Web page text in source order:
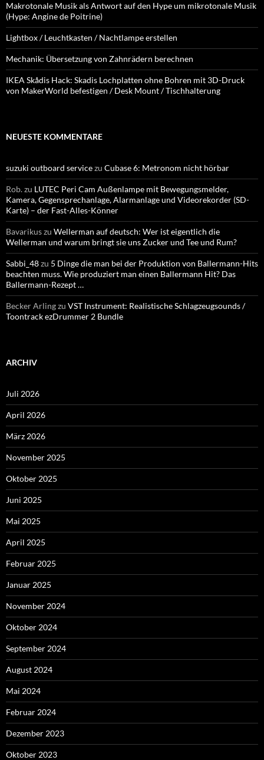
Makrotonale Musik als Antwort auf den Hype um mikrotonale Musik
(Hype: Angine de Poitrine)
Lightbox / Leuchtkasten / Nachtlampe erstellen
Mechanik: Übersetzung von Zahnrädern berechnen
IKEA Skådis Hack: Skadis Lochplatten ohne Bohren mit 3D-Druck
von MakerWorld befestigen / Desk Mount / Tischhalterung
NEUESTE KOMMENTARE
suzuki outboard servicezu Cubase 6: Metronom nicht hörbar
Rob.zu LUTEC Peri Cam Außenlampe mit Bewegungsmelder,
Kamera, Gegensprechanlage, Alarmanlage und Videorekorder (SD-
Karte) – der Fast-Alles-Könner
Bavarikuszu Wellerman auf deutsch: Wer ist eigentlich die
Wellerman und warum bringt sie uns Zucker und Tee und Rum?
Sabbi_48zu 5 Dinge die man bei der Produktion von Ballermann-Hits
beachten muss. Wie produziert man einen Ballermann Hit? Das
Ballermann-Rezept …
Becker Arlingzu VST Instrument: Realistische Schlagzeugsounds /
Toontrack ezDrummer 2 Bundle
ARCHIV
Juli 2026
April 2026
März 2026
November 2025
Oktober 2025
Juni 2025
Mai 2025
April 2025
Februar 2025
Januar 2025
November 2024
Oktober 2024
September 2024
August 2024
Mai 2024
Februar 2024
Dezember 2023
Oktober 2023